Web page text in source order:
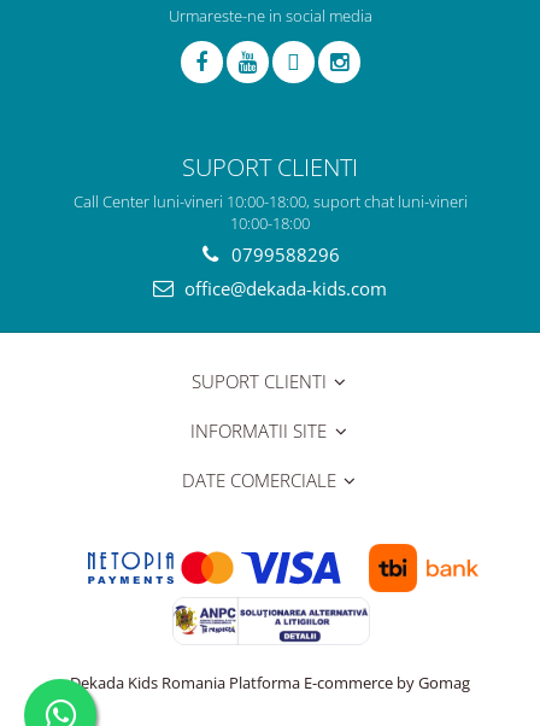
Urmareste-ne in social media
SUPORT CLIENTI
Call Center luni-vineri 10:00-18:00, suport chat luni-vineri
10:00-18:00
0799588296
office@dekada-kids.com
SUPORT CLIENTI
INFORMATII SITE
DATE COMERCIALE
Dekada Kids Romania Platforma E-commerce by Gomag